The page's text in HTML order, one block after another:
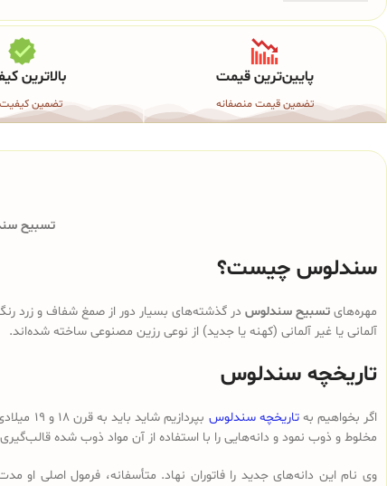
پایین‌ترین قیمت
تضمین قیمت منصفانه
بالاترین
تضمین کیفیت
تسبیح
سندلوس چیست؟
مهره‌های تسبیح سندلوس در گذشته‌های بسیار دور از صمغ شفاف و زرد
آلمانی یا غیر آلمانی (کهنه یا جدید) از نوعی رزین مصنوعی ساخته شده‌اند.
تاریخچه سندلوس
اگر بخواهیم بهتاریخچه سندلوس
مخلوط و ذوب نمود و دانه‌هایی را با استفاده از آن مواد ذوب شده
وی نام این دانه‌های جدید را فاتوران نهاد. متأسفانه، فرمول اصلی